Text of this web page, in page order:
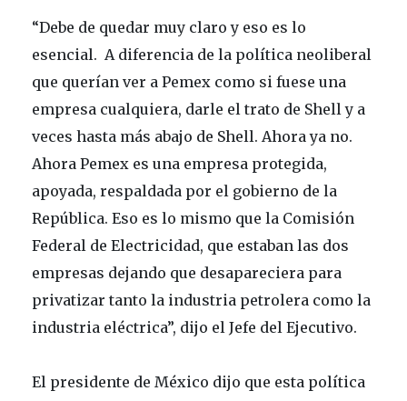
“Debe de quedar muy claro y eso es lo
esencial. A diferencia de la política neoliberal
que querían ver a Pemex como si fuese una
empresa cualquiera, darle el trato de Shell y a
veces hasta más abajo de Shell. Ahora ya no.
Ahora Pemex es una empresa protegida,
apoyada, respaldada por el gobierno de la
República. Eso es lo mismo que la Comisión
Federal de Electricidad, que estaban las dos
empresas dejando que desapareciera para
privatizar tanto la industria petrolera como la
industria eléctrica”, dijo el Jefe del Ejecutivo.
El presidente de México dijo que esta política